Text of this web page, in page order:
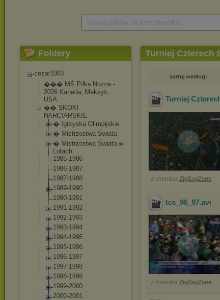
Foldery
cezar1003
��� MŚ Piłka Nożna -
2026 Kanada, Meksyk,
USA
�� SKOKI
NARCIARSKIE
� Igrzyska Olimpijskie
� Mistrzostwa Świata
� Mistrzostwa Świata w
Lotach
1985-1986
1986-1987
1987-1988
1989-1990
1990-1991
1991-1992
1992-1993
1993-1994
1994-1995
1995-1996
1996-1997
1997-1998
1998-1999
1999-2000
2000-2001
Turniej Czterech
sortuj według:
Turniej
z chomika ZigZagZone
tcs_96_97.avi
z chomika ZigZagZone